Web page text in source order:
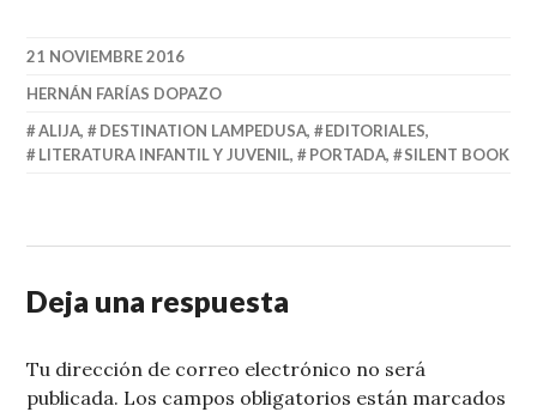
21 NOVIEMBRE 2016
HERNÁN FARÍAS DOPAZO
ALIJA, DESTINATION LAMPEDUSA, EDITORIALES,
LITERATURA INFANTIL Y JUVENIL, PORTADA, SILENT BOOK
Deja una respuesta
Tu dirección de correo electrónico no será
publicada. Los campos obligatorios están marcados